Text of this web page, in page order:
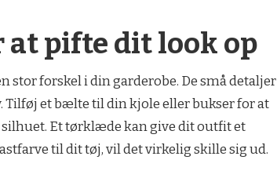
at pifte dit look op
stor forskel i din garderobe. De små detaljer
et bælte til din kjole eller bukser for at
Et tørklæde kan give dit outfit et
til dit tøj, vil det virkelig skille sig ud.